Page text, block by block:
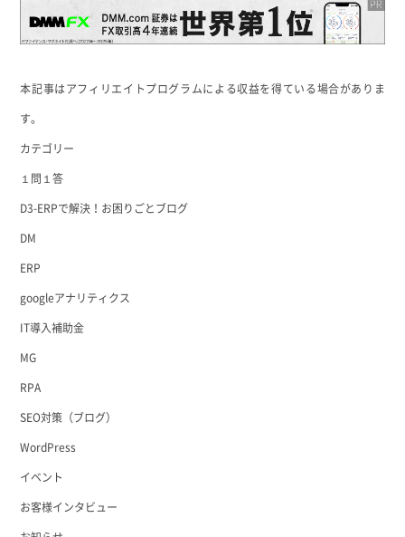
有
本記事はアフィリエイトプログラムによる収益を得ている場合がありま
す。
カテゴリー
１問１答
D3-ERPで解決！お困りごとブログ
DM
ERP
googleアナリティクス
IT導入補助金
MG
RPA
SEO対策（ブログ）
WordPress
イベント
お客様インタビュー